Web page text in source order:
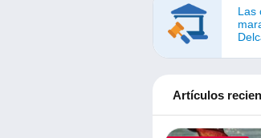
Las
Artículos